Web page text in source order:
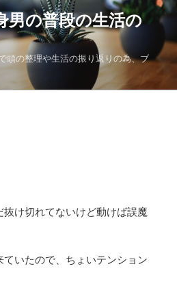
男の普段の生活の
頭の整理や生活の振り返りの為、ブ
け切れてないけど動けば誤魔
いたので、ちょいテンション